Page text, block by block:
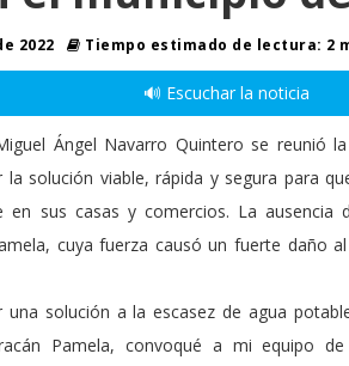
2022 Tiempo estimado de lectura: 2
🔊 Escuchar la noticia
Ángel Navarro Quintero se reunió
solución viable, rápida y segura para
en sus casas y comercios. La
cuya fuerza causó un fuerte daño
una solución a la escasez de agua
Pamela, convoqué a mi equipo